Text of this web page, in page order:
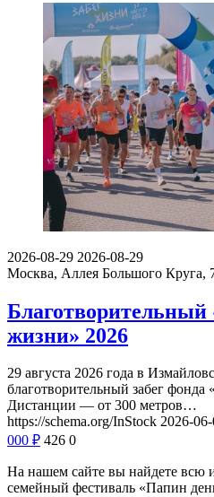
2026-08-29 2026-08-29
Москва, Аллея Большого Круга,
Благотворительный
жизни» 2026
29 августа 2026 года в
благотворительный забег
Дистанции — от 300 метров…
https://schema.org/InStock 2026-
000 ₽ 426 0
На нашем сайте вы найдете
семейный фестиваль «Папин